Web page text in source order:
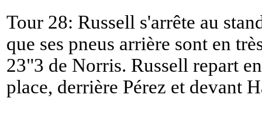
Tour 28: Russell s'arrête au
que ses pneus arrière sont en
23"3 de Norris. Russell repart
place, derrière Pérez et devant